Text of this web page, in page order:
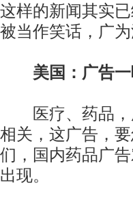
这样的新闻其实
被当作笑话，广为
美国：广告
医疗、药品，
相关，这广告，
们，国内药品广
出现。